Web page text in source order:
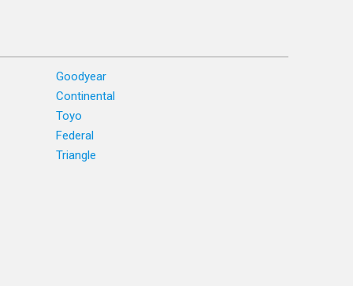
Goodyear
Continental
Toyo
Federal
Triangle